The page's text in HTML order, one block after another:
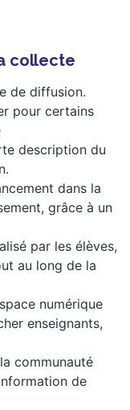
collecte
de diffusion.
pour certains
description du
dans la
grâce à un
par les élèves,
au long de la
numérique
enseignants,
communauté
de